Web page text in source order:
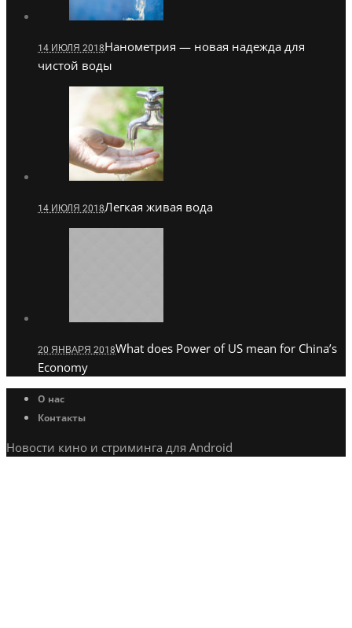
14 ИЮЛЯ 2018Нанометрия — новая надежда для
чистой воды
14 ИЮЛЯ 2018Легкая живая вода
20 ЯНВАРЯ 2018What does Power of US mean for China’s
Economy
О нас
Контакты
Новости кино и стриминга для Android